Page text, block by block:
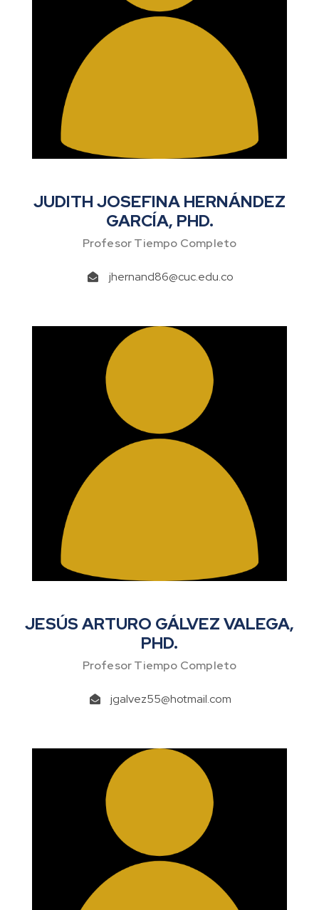
JUDITH JOSEFINA HERNÁNDEZ
GARCÍA, PHD.
Profesor Tiempo Completo
jhernand86@cuc.edu.co
JESÚS ARTURO GÁLVEZ VALEGA,
PHD.
Profesor Tiempo Completo
jgalvez55@hotmail.com